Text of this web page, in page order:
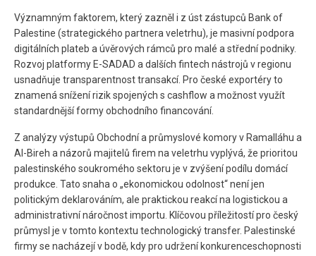
Významným faktorem, který zazněl i z úst zástupců Bank of
Palestine (strategického partnera veletrhu), je masivní podpora
digitálních plateb a úvěrových rámců pro malé a střední podniky.
Rozvoj platformy E-SADAD a dalších fintech nástrojů v regionu
usnadňuje transparentnost transakcí. Pro české exportéry to
znamená snížení rizik spojených s cashflow a možnost využít
standardnější formy obchodního financování.
Z analýzy výstupů Obchodní a průmyslové komory v Ramalláhu a
Al-Bireh a názorů majitelů firem na veletrhu vyplývá, že prioritou
palestinského soukromého sektoru je v zvýšení podílu domácí
produkce. Tato snaha o „ekonomickou odolnost“ není jen
politickým deklarováním, ale praktickou reakcí na logistickou a
administrativní náročnost importu. Klíčovou příležitostí pro český
průmysl je v tomto kontextu technologický transfer. Palestinské
firmy se nacházejí v bodě, kdy pro udržení konkurenceschopnosti